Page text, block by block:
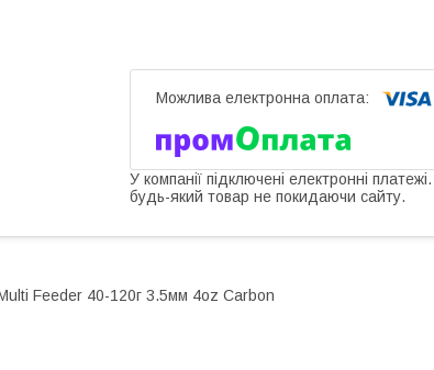
У компанії підключені електронні
будь-який товар не покидаючи сайту.
Feeder 40-120г 3.5мм 4oz Carbon